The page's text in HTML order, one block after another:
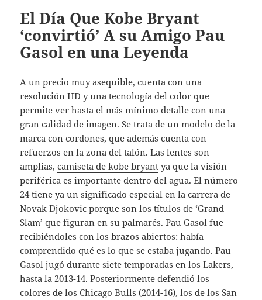
El Día Que Kobe Bryant
‘convirtió’ A su Amigo Pau
Gasol en una Leyenda
A un precio muy asequible, cuenta con una
resolución HD y una tecnología del color que
permite ver hasta el más mínimo detalle con una
gran calidad de imagen. Se trata de un modelo de la
marca con cordones, que además cuenta con
refuerzos en la zona del talón. Las lentes son
amplias,camiseta de kobe bryant ya que la visión
periférica es importante dentro del agua. El número
24 tiene ya un significado especial en la carrera de
Novak Djokovic porque son los títulos de ‘Grand
Slam’ que figuran en su palmarés. Pau Gasol fue
recibiéndoles con los brazos abiertos: había
comprendido qué es lo que se estaba jugando. Pau
Gasol jugó durante siete temporadas en los Lakers,
hasta la 2013-14. Posteriormente defendió los
colores de los Chicago Bulls (2014-16), los de los San